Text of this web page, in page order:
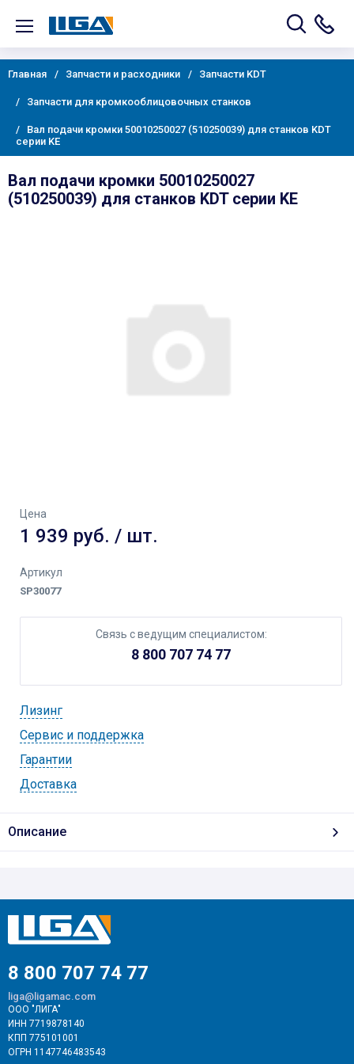
Главная Запчасти и расходники Запчасти KDT
Запчасти для кромкооблицовочных станков
Вал подачи кромки 50010250027 (510250039) для станков KDT
серии KE
Вал подачи кромки 50010250027
(510250039) для станков KDT серии KE
Цена
1 939 руб. / шт.
Артикул
SP30077
Связь с ведущим специалистом:
8 800 707 74 77
Лизинг
Cервис и поддержка
Гарантии
Доставка
Описание
8 800 707 74 77
liga@ligamac.com
ООО "ЛИГА"
ИНН 7719878140
КПП 775101001
ОГРН 1147746483543